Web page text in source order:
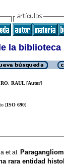
la biblioteca
RAUL [Autor]
[ISO 690]
et al.
rara entidad